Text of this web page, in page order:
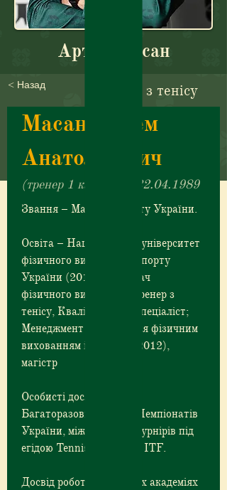
Артем Масан
< Назад Тренер з тенісу
Масан Артем
Анатолійович
(тренер 1 категорії) 22.04.1989
Звання – Майстер спорту України.
Освіта – Національний університет
фізичного виховання і спорту
України (2010) Викладач
фізичного виховання, тренер з
тенісу, Кваліфікація – спеціаліст;
Менеджмент і управління фізичним
вихованням і спортом (2012),
магістр
Особисті досягнення –
Багаторазовий призер Чемпіонатів
України, міжнародних турнірів під
егідою Tennis Europe та ITF.
Досвід роботи в тенісних академіях